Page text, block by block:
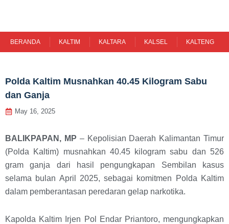
content
BERANDA KALTIM KALTARA KALSEL KALTENG
Polda Kaltim Musnahkan 40.45 Kilogram Sabu
dan Ganja
May 16, 2025
BALIKPAPAN, MP – Kepolisian Daerah Kalimantan Timur
(Polda Kaltim) musnahkan 40.45 kilogram sabu dan 526
gram ganja dari hasil pengungkapan Sembilan kasus
selama bulan April 2025, sebagai komitmen Polda Kaltim
dalam pemberantasan peredaran gelap narkotika.
Kapolda Kaltim Irjen Pol Endar Priantoro, mengungkapkan